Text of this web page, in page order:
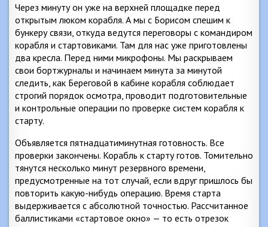
Через минуту он уже на верхней площадке перед
открытым люком корабля. А мы с Борисом спешим к
бункеру связи, откуда ведутся переговоры с командиром
корабля и стартовиками. Там для нас уже приготовлены
два кресла. Перед ними микрофоны. Мы раскрываем
свои бортжурналы и начинаем минута за минутой
следить, как Береговой в кабине корабля соблюдает
строгий порядок осмотра, проводит подготовительные
и контрольные операции по проверке систем корабля к
старту.
Объявляется пятнадцатиминутная готовность. Все
проверки закончены. Корабль к старту готов. Томительно
тянутся несколько минут резервного времени,
предусмотренные на тот случай, если вдруг пришлось бы
повторить какую-нибудь операцию. Время старта
выдерживается с абсолютной точностью. Рассчитанное
баллистиками «стартовое окно» — то есть отрезок